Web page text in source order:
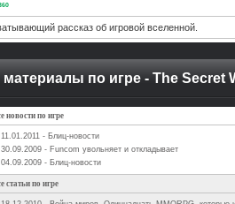
рассказ об игровой вселенной.
по игре - The Secret
новости по игре
11.01.2011 - Блиц-новости
30.09.2009 - Funcom увольняет и откладывает
04.09.2009 - Блиц-новости
статьи по игре